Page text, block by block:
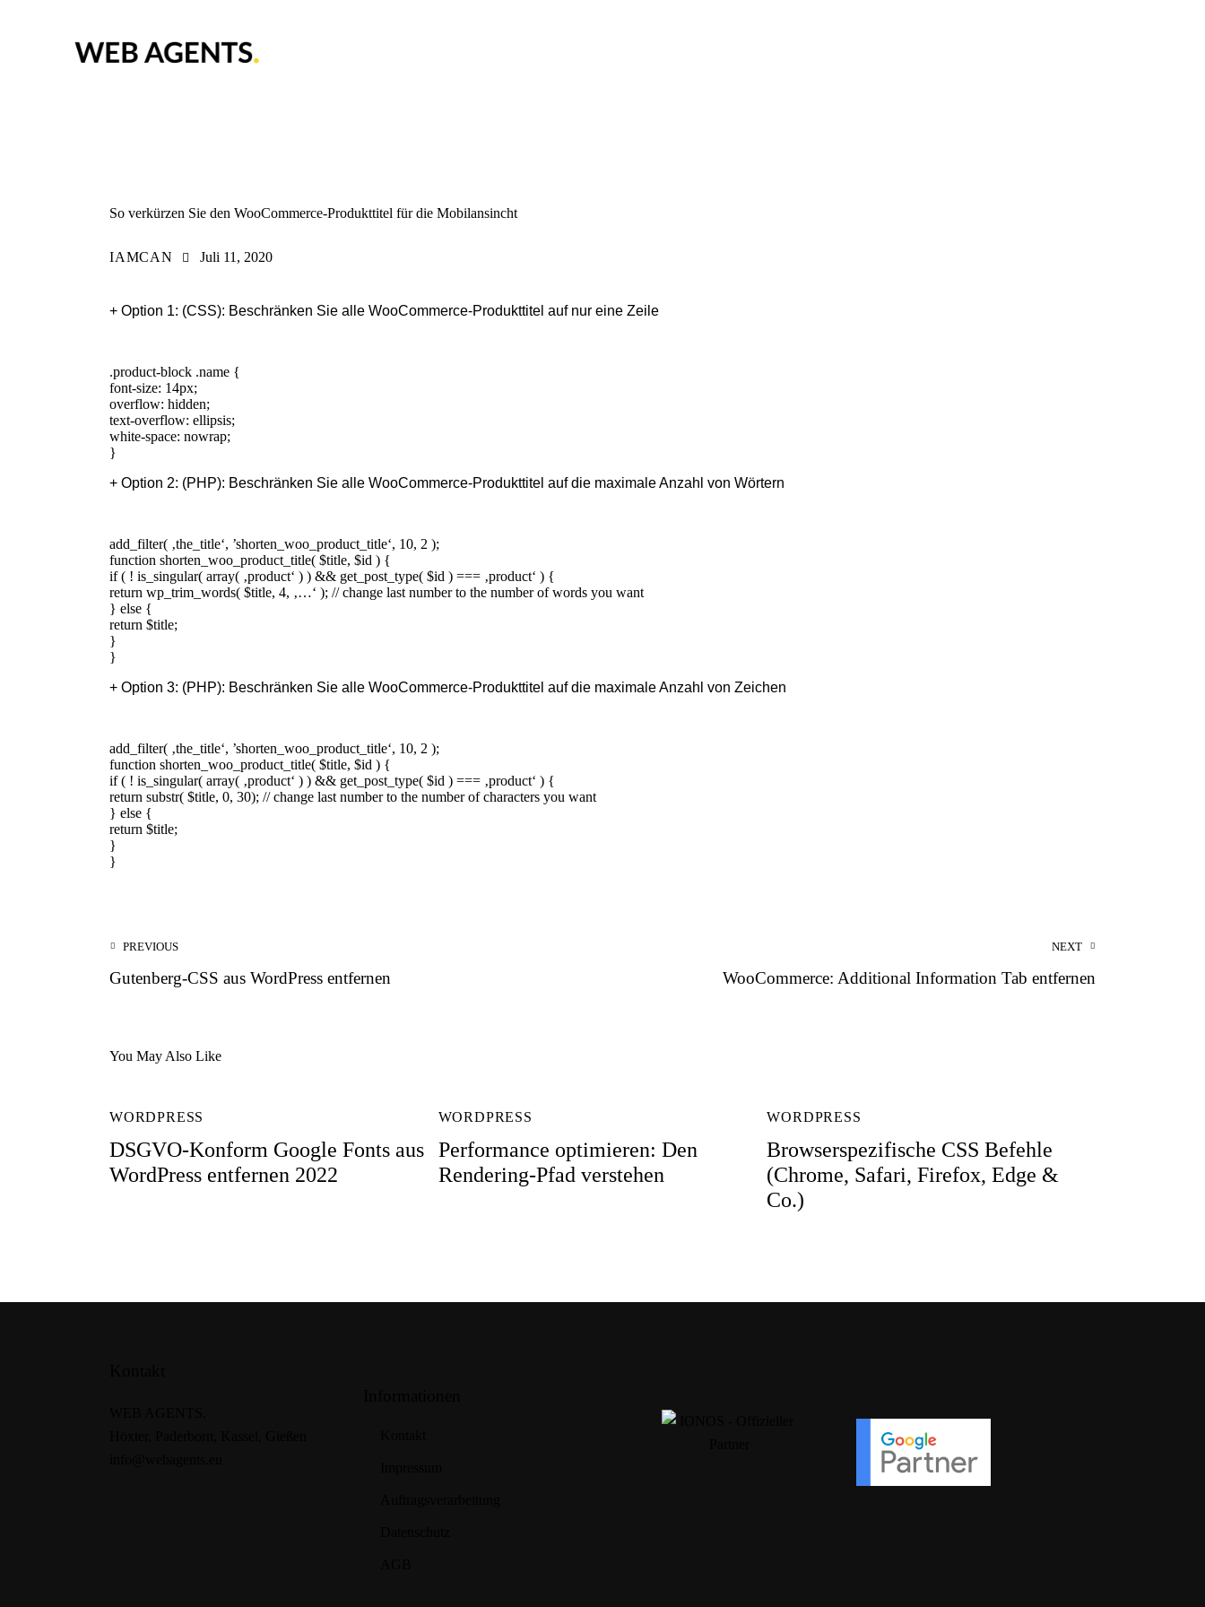
So verkürzen Sie den WooCommerce-Produkttitel für die Mobilansincht
IAMCAN Juli 11, 2020
+ Option 1: (CSS): Beschränken Sie alle WooCommerce-Produkttitel auf nur eine Zeile
.product-block .name {
font-size: 14px;
overflow: hidden;
text-overflow: ellipsis;
white-space: nowrap;
}
+ Option 2: (PHP): Beschränken Sie alle WooCommerce-Produkttitel auf die maximale Anzahl von Wörtern
add_filter( ‚the_title‘, ’shorten_woo_product_title‘, 10, 2 );
function shorten_woo_product_title( $title, $id ) {
if ( ! is_singular( array( ‚product‘ ) ) && get_post_type( $id ) === ‚product‘ ) {
return wp_trim_words( $title, 4, ‚…‘ ); // change last number to the number of words you want
} else {
return $title;
}
}
+ Option 3: (PHP): Beschränken Sie alle WooCommerce-Produkttitel auf die maximale Anzahl von Zeichen
add_filter( ‚the_title‘, ’shorten_woo_product_title‘, 10, 2 );
function shorten_woo_product_title( $title, $id ) {
if ( ! is_singular( array( ‚product‘ ) ) && get_post_type( $id ) === ‚product‘ ) {
return substr( $title, 0, 30); // change last number to the number of characters you want
} else {
return $title;
}
}
PREVIOUS
Gutenberg-CSS aus WordPress entfernen
NEXT
WooCommerce: Additional Information Tab entfernen
You May Also Like
WORDPRESS
DSGVO-Konform Google Fonts aus
WordPress entfernen 2022
WORDPRESS
Performance optimieren: Den
Rendering-Pfad verstehen
WORDPRESS
Browserspezifische CSS Befehle
(Chrome, Safari, Firefox, Edge &
Co.)